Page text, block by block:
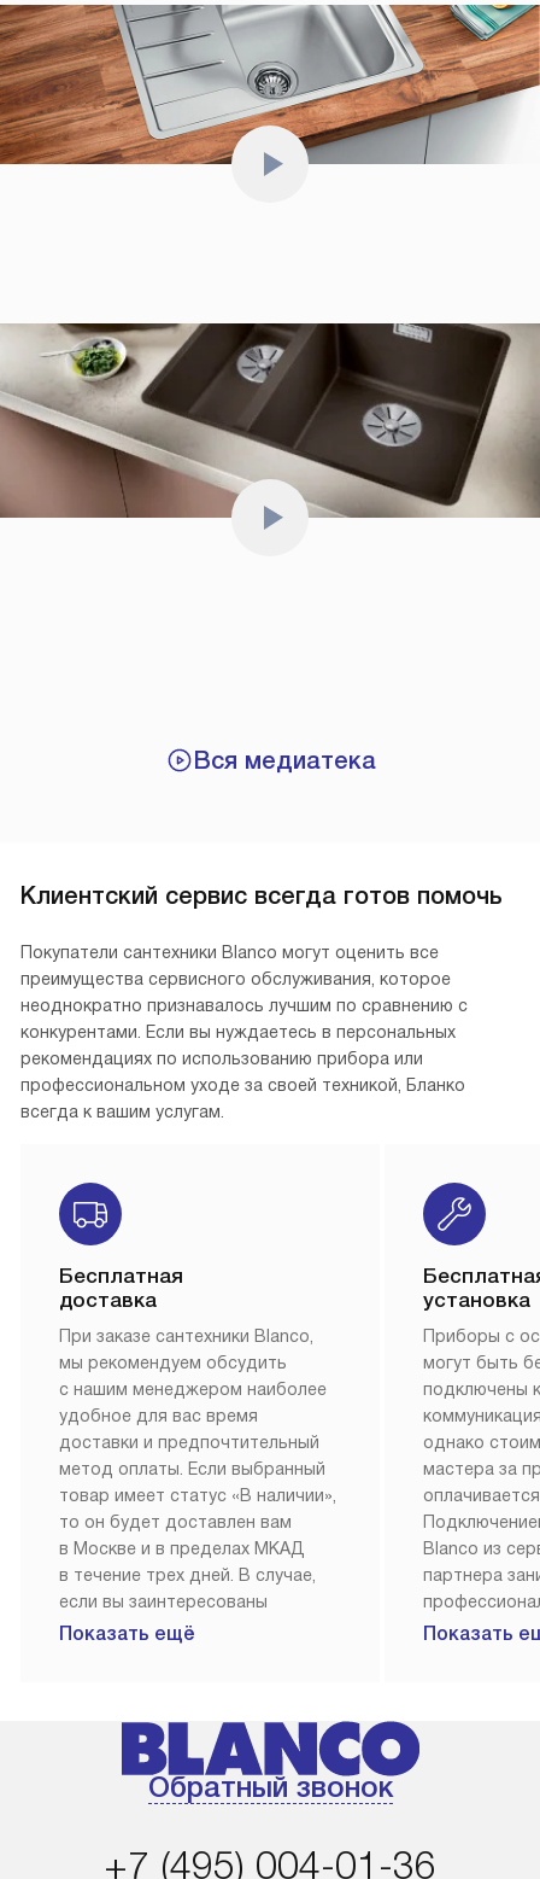
Вся медиатека
Клиентский сервис всегда готов помочь
Покупатели сантехники Blanco могут оценить все
преимущества сервисного обслуживания, которое
неоднократно признавалось лучшим по сравнению с
конкурентами. Если вы нуждаетесь в персональных
рекомендациях по использованию прибора или
профессиональном уходе за своей техникой, Бланко
всегда к вашим услугам.
Бесплатная
доставка
При заказе сантехники Blanco,
мы рекомендуем обсудить
с нашим менеджером наиболее
удобное для вас время
доставки и предпочтительный
метод оплаты. Если выбранный
товар имеет статус «В наличии»,
то он будет доставлен вам
в Москве и в пределах МКАД
в течение трех дней. В случае,
если вы заинтересованы
в товаре, который доступен
менеджером на сайте. Товары
с особым лейблом
доставляются бесплатно
аксессуаров не предусмотрена.
Показать ещё
установка
Приборы с
могут быть
подключены
однако
мастера за
Blanco из
партнера
Наш сервис
возможные
Показать
Обратный звонок
+7 (495) 004-01-36